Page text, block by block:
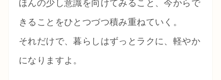
ほんの少し意識を向けてみること、今からで
きることをひとつづつ積み重ねていく。
それだけで、暮らしはずっとラクに、軽やか
になりますよ。